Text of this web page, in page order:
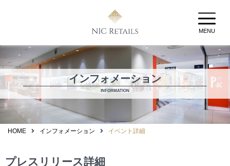
MENU
インフォメーション
INFORMATION
HOME インフォメーション イベント詳細
プレスリリース詳細